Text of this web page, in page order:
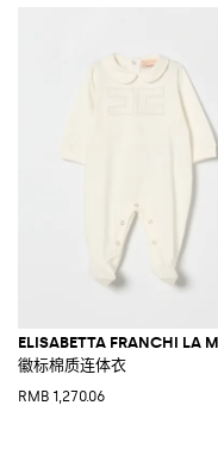
ELISABETTA FRANCHI LA
徽标棉质连体衣
RMB 1,270.06